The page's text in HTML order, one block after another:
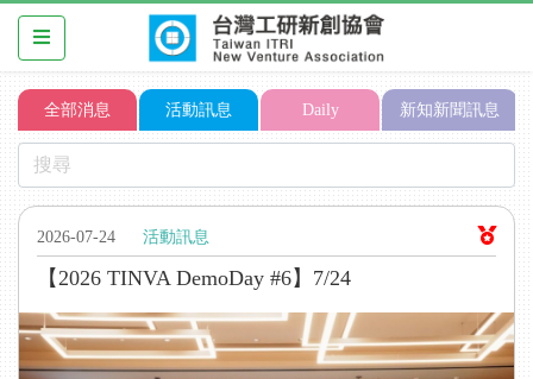
全部消息 活動訊息 Daily 新知新聞訊息
2026-07-24 活動訊息
【2026 TINVA DemoDay #6】7/24